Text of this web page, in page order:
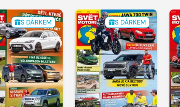
S DÁRKEM S DÁRKEM